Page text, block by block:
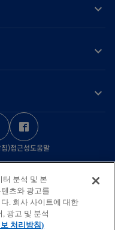
o
p
e
s
i
n
o
e
s
i
n
)접근성도움말
Korea Limited Liability
organization of
International Limited,
All rights reserved.
터 분석 및 본
츠와 광고를
. 회사 사이트에 대한
광고 및 분석
처리방침)